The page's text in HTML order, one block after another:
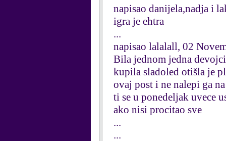
napisao danijela,nadja i
igra je ehtra
...
napisao lalalall, 02
Bila jednom jedna
kupila sladoled otišla je
ovaj post i ne nalepi ga
ti se u ponedeljak uvece
ako nisi procitao sve
...
...